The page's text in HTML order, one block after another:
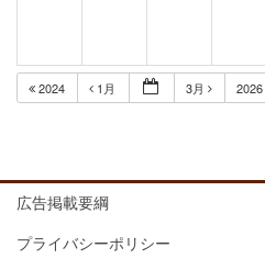
2024 1月 3月 2026
広告掲載要綱
プライバシーポリシー